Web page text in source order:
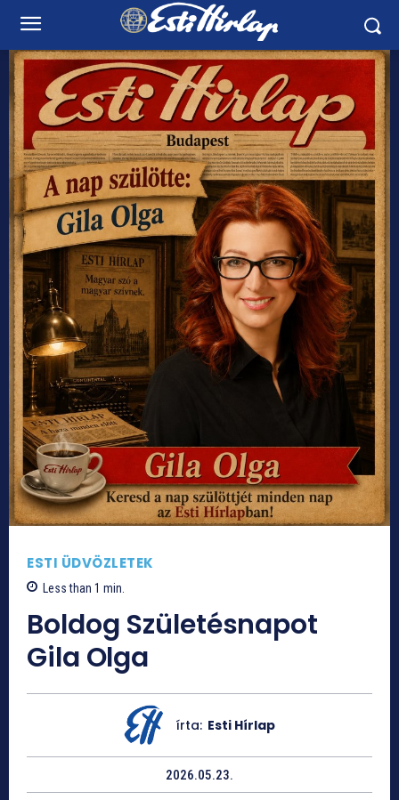
ESTI ÜDVÖZLETEK
Less than 1 min.
Boldog Születésnapot
Gila Olga
írta: Esti Hírlap
2026.05.23.